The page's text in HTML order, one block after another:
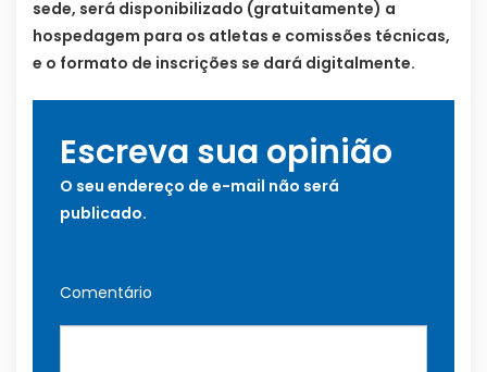
sede, será disponibilizado (gratuitamente) a
hospedagem para os atletas e comissões técnicas,
e o formato de inscrições se dará digitalmente.
Escreva sua opinião
O seu endereço de e-mail não será
publicado.
Comentário